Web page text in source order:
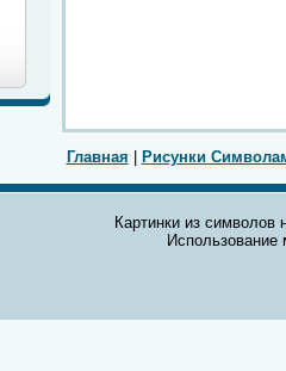
Главная Рисунки
Картинки из символов
Использование